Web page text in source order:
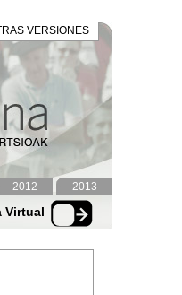
VERSIONES
2013
2012
Virtual